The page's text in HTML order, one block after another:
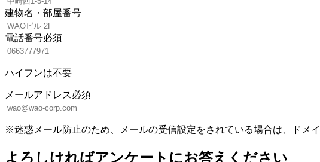
建物名・部屋番号
電話番号必須
ハイフンは不要
メールアドレス必須
※迷惑メール防止のため、メールの受信設定をされている場合は、ドメ
よろしければアンケートにお答えください